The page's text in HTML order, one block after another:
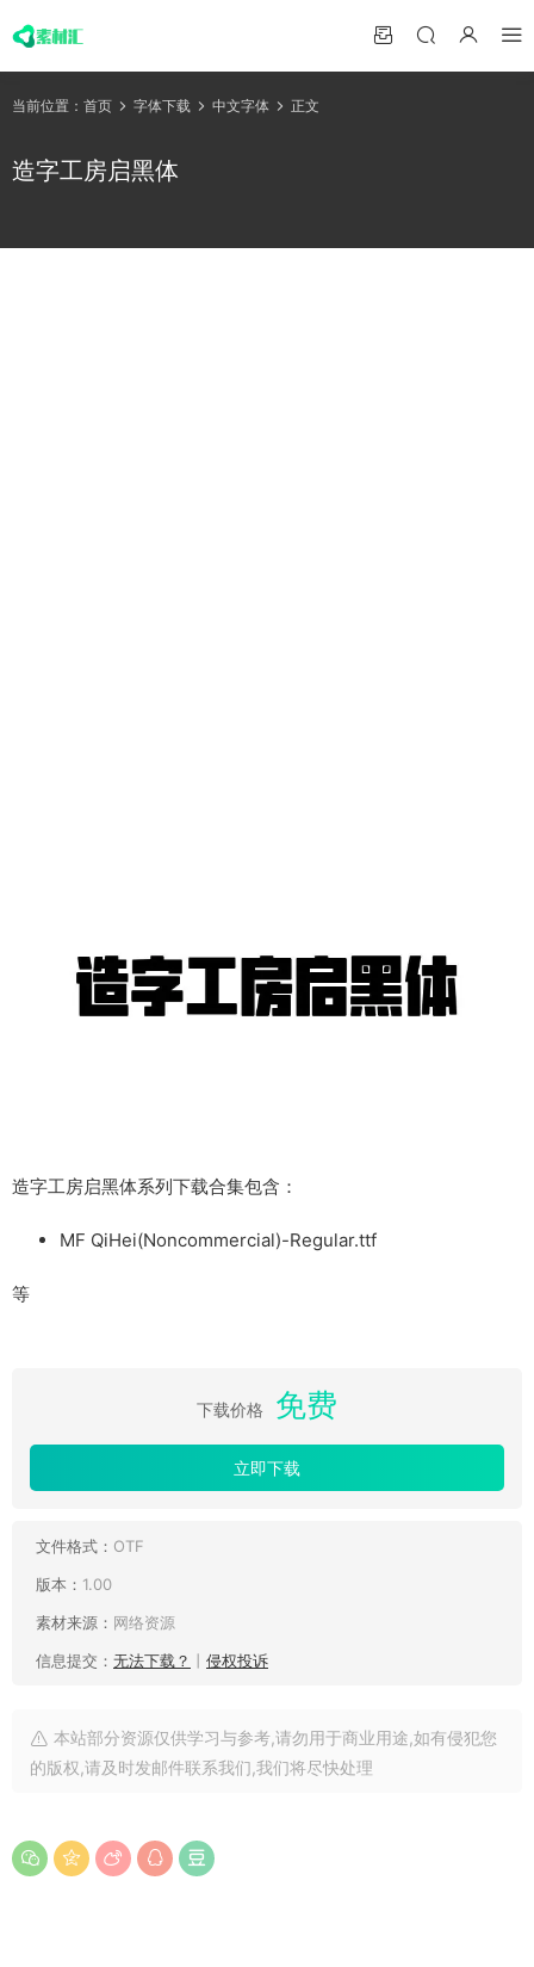
当前位置： 首页 字体下载 中文字体 正文
造字工房启黑体
造字工房启黑体系列下载合集包含：
MF QiHei(Noncommercial)-Regular.ttf
等
下载价格 免费
立即下载
文件格式： OTF
版本： 1.00
素材来源： 网络资源
信息提交： 无法下载？ 侵权投诉
本站部分资源仅供学习与参考,请勿用于商业用途,如有侵犯您
的版权,请及时发邮件联系我们,我们将尽快处理